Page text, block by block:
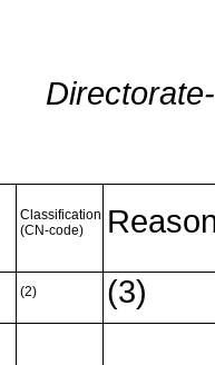
Classification
(CN-code)
(2)
(3)